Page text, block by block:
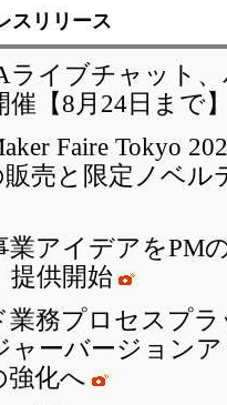
スリリース
ライブチャット
【8月24日まで
Faire Tokyo
販売と限定ノベ
業アイデアをPM
提供開始
業務プロセスプ
ャーバージョン
強化へ